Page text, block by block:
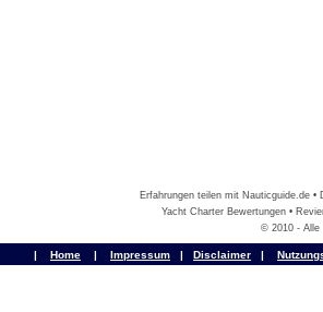
Erfahrungen teilen mit Nauticguide.de
Yacht Charter Bewertungen •
© 2010 - Alle
| Home | Impressum | Disclaimer |